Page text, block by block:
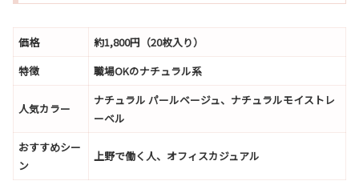
価格
約1,800円（20枚入り）
特徴
職場OKのナチュラル系
人気カラー
ナチュラル パールベージュ、ナチュラルモイストレ
ーベル
おすすめシー
ン
上野で働く人、オフィスカジュアル